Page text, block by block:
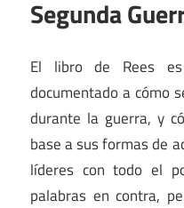
Segunda
El libro de Rees
documentado a cómo
durante la guerra, y
base a sus formas de
líderes con todo el
palabras en contra,